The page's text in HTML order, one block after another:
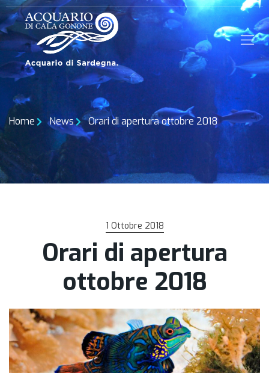
Home News Orari di apertura ottobre 2018
1 Ottobre 2018
Orari di apertura
ottobre 2018